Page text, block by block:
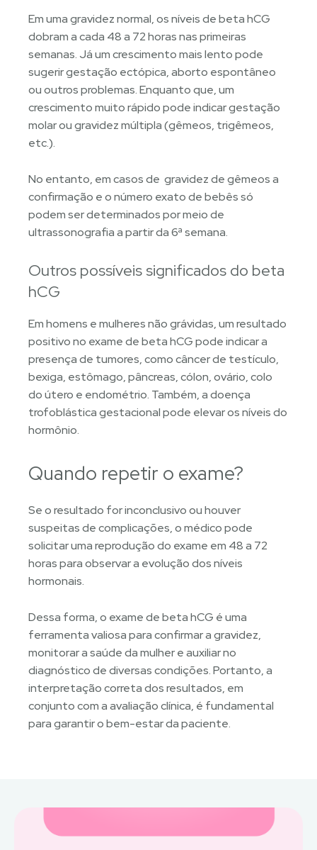
Em uma gravidez normal, os níveis de beta hCG
dobram a cada 48 a 72 horas nas primeiras
semanas. Já um crescimento mais lento pode
sugerir gestação ectópica, aborto espontâneo
ou outros problemas. Enquanto que, um
crescimento muito rápido pode indicar gestação
molar ou gravidez múltipla (gêmeos, trigêmeos,
etc.).
No entanto, em casos de gravidez de gêmeos a
confirmação e o número exato de bebês só
podem ser determinados por meio de
ultrassonografia a partir da 6ª semana.
Outros possíveis significados do beta
hCG
Em homens e mulheres não grávidas, um resultado
positivo no exame de beta hCG pode indicar a
presença de tumores, como câncer de testículo,
bexiga, estômago, pâncreas, cólon, ovário, colo
do útero e endométrio. Também, a doença
trofoblástica gestacional pode elevar os níveis do
hormônio.
Quando repetir o exame?
Se o resultado for inconclusivo ou houver
suspeitas de complicações, o médico pode
solicitar uma reprodução do exame em 48 a 72
horas para observar a evolução dos níveis
hormonais.
Dessa forma, o exame de beta hCG é uma
ferramenta valiosa para confirmar a gravidez,
monitorar a saúde da mulher e auxiliar no
diagnóstico de diversas condições. Portanto, a
interpretação correta dos resultados, em
conjunto com a avaliação clínica, é fundamental
para garantir o bem-estar da paciente.